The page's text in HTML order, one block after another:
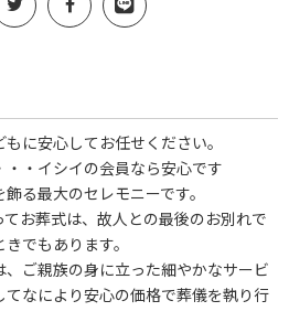
に安心してお任せください。
・イシイの会員なら安心です
る最大のセレモニーです。
お葬式は、故人との最後のお別れで
でもあります。
ご親族の身に立った細やかなサービ
なにより安心の価格で葬儀を執り行